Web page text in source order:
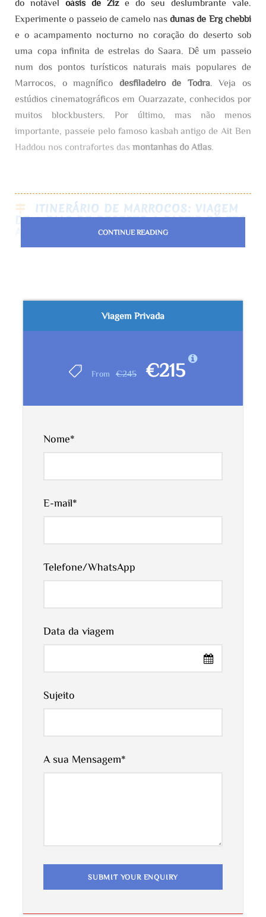
Viagem Privada
From €245 €215
Nome*
E-mail*
Telefone/WhatsApp
Data da viagem
Sujeito
A sua Mensagem*
do notável oásis de Ziz e do seu deslumbrante vale.
Experimente o passeio de camelo nas dunas de Erg chebbi
e o acampamento nocturno no coração do deserto sob
uma copa infinita de estrelas do Saara. Dê um passeio
num dos pontos turísticos naturais mais populares de
Marrocos, o magnífico desfiladeiro de Todra. Veja os
estúdios cinematográficos em Ouarzazate, conhecidos por
muitos blockbusters. Por último, mas não menos
importante, passeie pelo famoso kasbah antigo de Ait Ben
Haddou nos contrafortes das montanhas do Atlas
ITINERÁRIO DE MARROCOS: VIAGEM
DE 3 DIAS DE DESERTO A PARTIR DE FES
encantadora estância de esqui. Passe pela floresta
de Cedro, uma área florestal na cordilheira do
Marrocos, viajando através das montanhas e
a sua magnífica vista panorâmica. Ao aproximar-se
do destino, passe por Erfoud, a porta de entrada
Além disso, é conhecido pelos seus produtos
fósseis e mármores (Datas, Fósseis, … Etc). À
para testemunhar um dos melhores pores-do-sol
Dia 2: Merzouga >> Erfoud >> Tinghir >> Boumalne
Desfrute de um nascer do sol de manhã cedo sobre
CONTINUE READING